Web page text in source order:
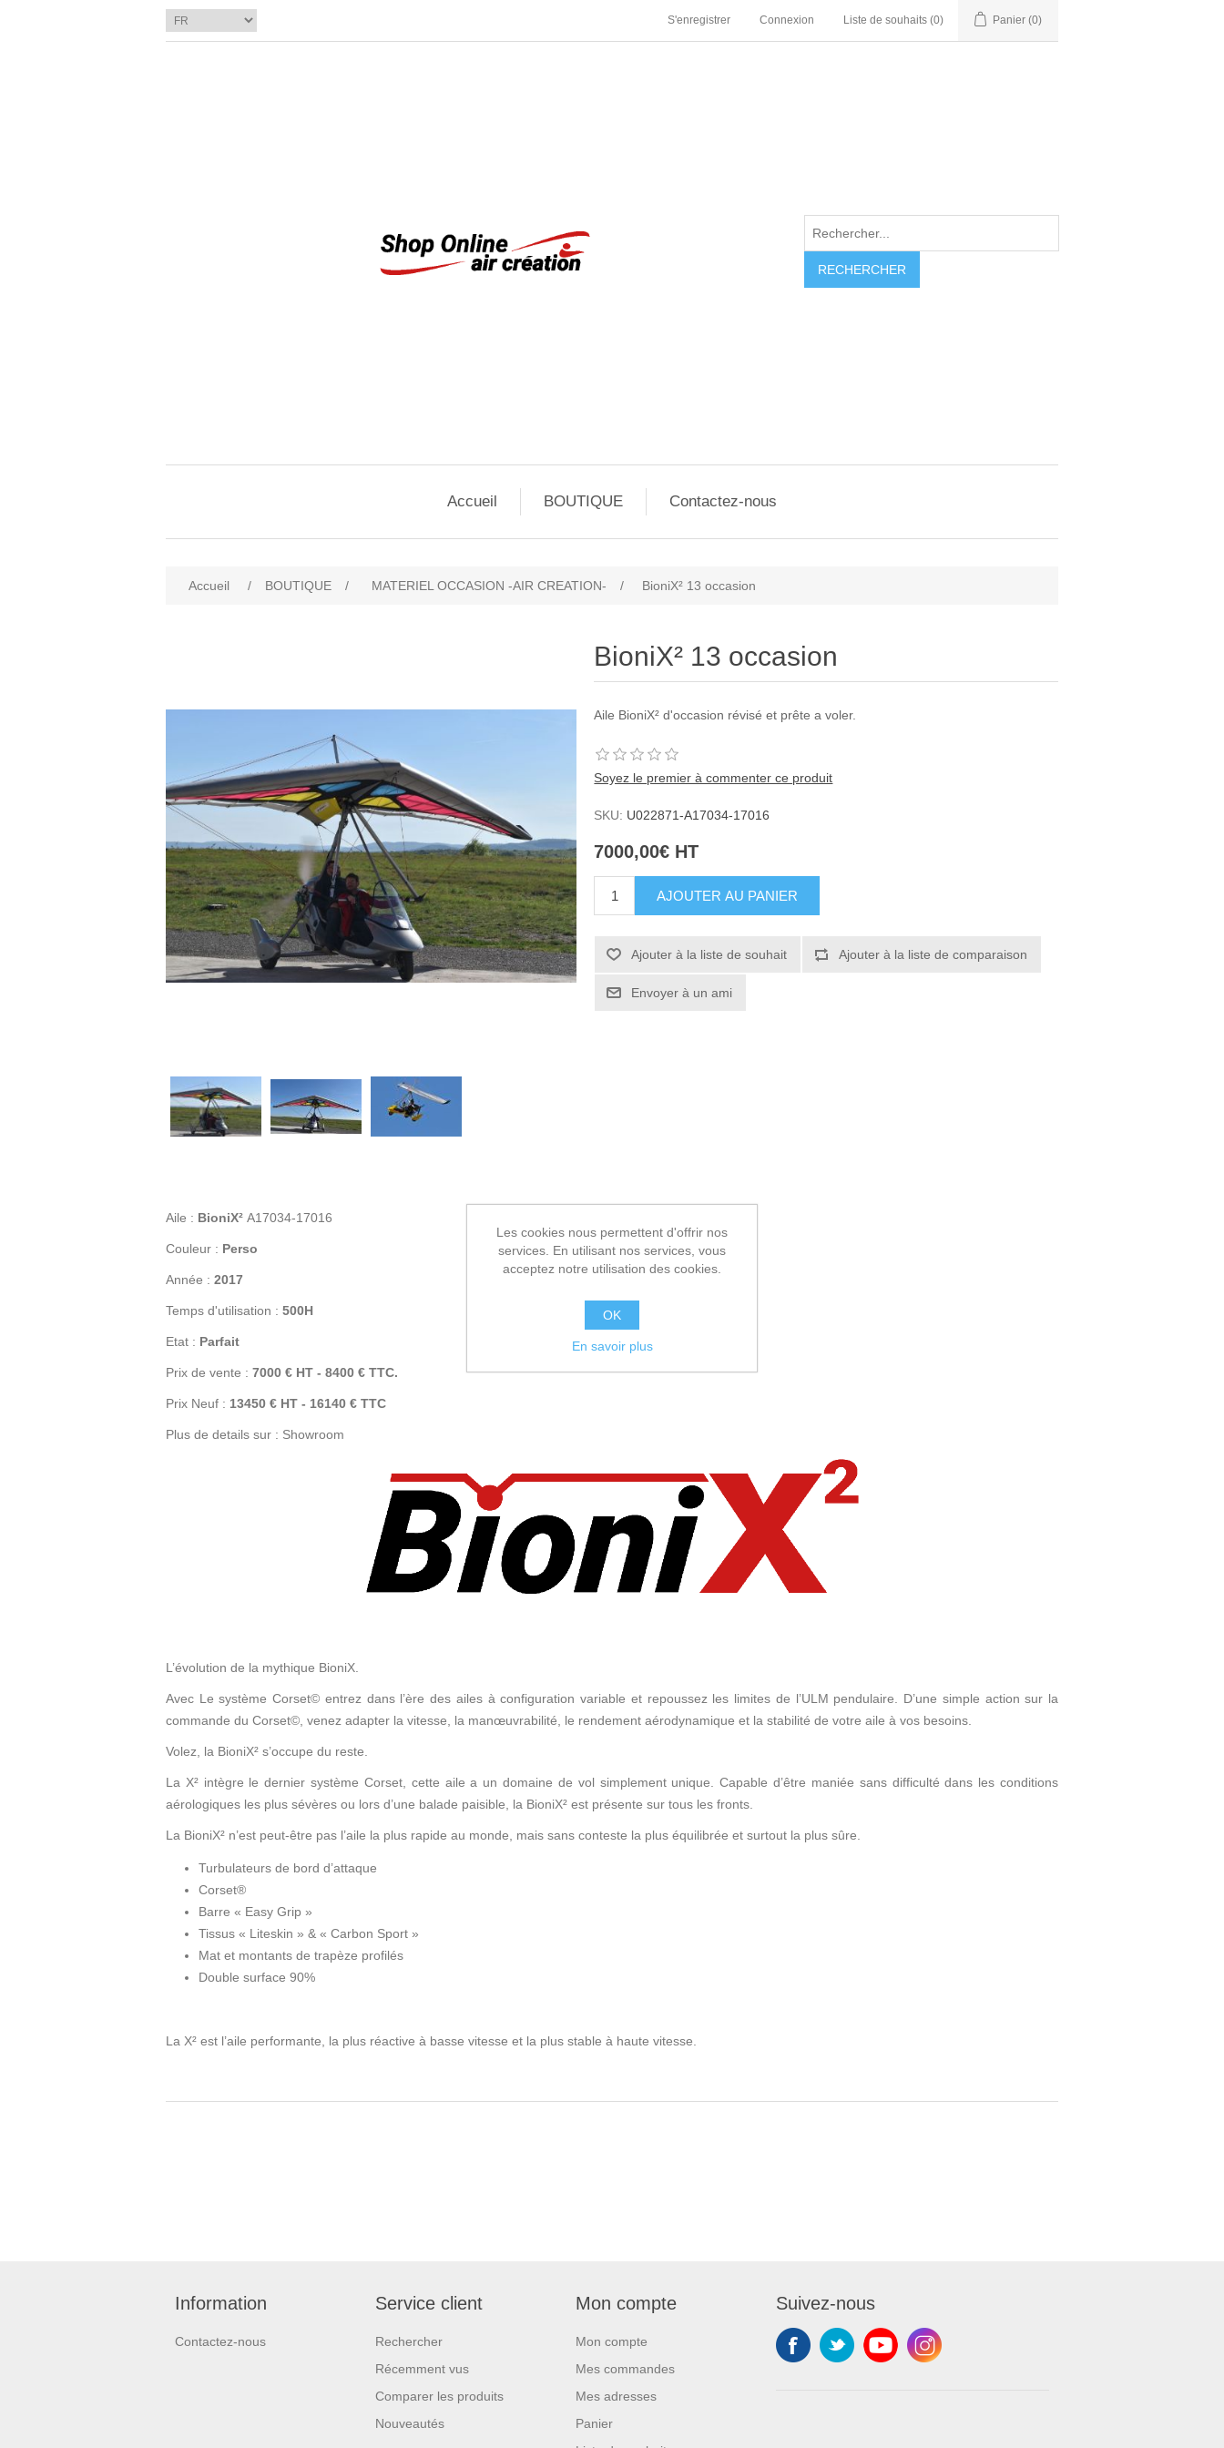
S'enregistrer Connexion Liste de souhaits (0) Panier (0)
RECHERCHER
Accueil BOUTIQUE Contactez-nous
Accueil / BOUTIQUE / MATERIEL OCCASION -AIR CREATION- / BioniX² 13 occasion
BioniX² 13 occasion
Aile BioniX² d'occasion révisé et prête a voler.
Soyez le premier à commenter ce produit
SKU: U022871-A17034-17016
7000,00€ HT
AJOUTER AU PANIER
Ajouter à la liste de souhait Ajouter à la liste de comparaison
Envoyer à un ami
Aile : BioniX² A17034-17016
Couleur : Perso
Année : 2017
Temps d'utilisation : 500H
Etat : Parfait
Prix de vente : 7000 € HT - 8400 € TTC.
Prix Neuf : 13450 € HT - 16140 € TTC
Plus de details sur : Showroom
L’évolution de la mythique BioniX.
Avec Le système Corset© entrez dans l’ère des ailes à configuration variable et repoussez les limites de l’ULM pendulaire. D’une simple action sur la
commande du Corset©, venez adapter la vitesse, la manœuvrabilité, le rendement aérodynamique et la stabilité de votre aile à vos besoins.
Volez, la BioniX² s’occupe du reste.
La X² intègre le dernier système Corset, cette aile a un domaine de vol simplement unique. Capable d’être maniée sans difficulté dans les conditions
aérologiques les plus sévères ou lors d’une balade paisible, la BioniX² est présente sur tous les fronts.
La BioniX² n’est peut-être pas l’aile la plus rapide au monde, mais sans conteste la plus équilibrée et surtout la plus sûre.
Turbulateurs de bord d’attaque
Corset®
Barre « Easy Grip »
Tissus « Liteskin » & « Carbon Sport »
Mat et montants de trapèze profilés
Double surface 90%
La X² est l’aile performante, la plus réactive à basse vitesse et la plus stable à haute vitesse.
Information
Contactez-nous
Service client
Rechercher
Récemment vus
Comparer les produits
Nouveautés
Mon compte
Mon compte
Mes commandes
Mes adresses
Panier
Suivez-nous
Les cookies nous permettent d'offrir nos
services. En utilisant nos services, vous
acceptez notre utilisation des cookies.
OK
En savoir plus